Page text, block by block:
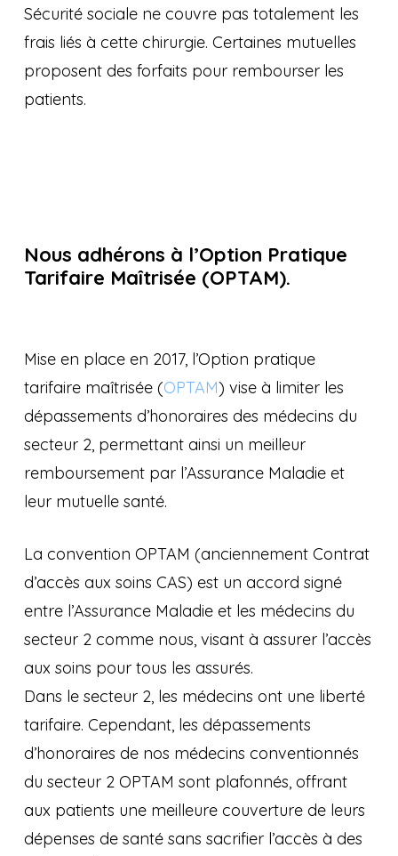
Sécurité sociale ne couvre pas totalement les
frais liés à cette chirurgie. Certaines mutuelles
proposent des forfaits pour rembourser les
patients.
Nous adhérons à l’Option Pratique
Tarifaire Maîtrisée (OPTAM).
Mise en place en 2017, l’Option pratique
tarifaire maîtrisée (OPTAM) vise à limiter les
dépassements d’honoraires des médecins du
secteur 2, permettant ainsi un meilleur
remboursement par l’Assurance Maladie et
leur mutuelle santé.
La convention OPTAM (anciennement Contrat
d’accès aux soins CAS) est un accord signé
entre l’Assurance Maladie et les médecins du
secteur 2 comme nous, visant à assurer l’accès
aux soins pour tous les assurés.
Dans le secteur 2, les médecins ont une liberté
tarifaire. Cependant, les dépassements
d’honoraires de nos médecins conventionnés
du secteur 2 OPTAM sont plafonnés, offrant
aux patients une meilleure couverture de leurs
dépenses de santé sans sacrifier l’accès à des